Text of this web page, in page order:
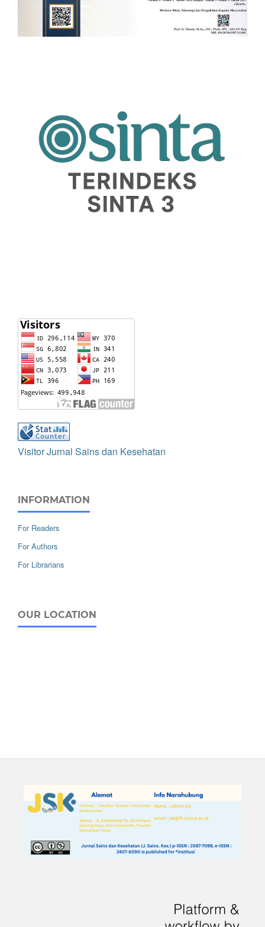
Visitor Jurnal Sains dan Kesehatan
INFORMATION
For Readers
For Authors
For Librarians
OUR LOCATION